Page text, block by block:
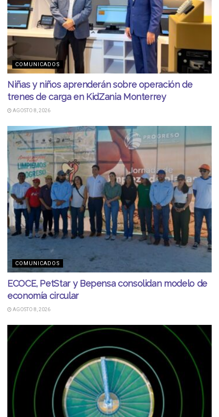
COMUNICADOS
Niñas y niños aprenderán sobre operación de
trenes de carga en KidZania Monterrey
AGOSTO 8, 2026
COMUNICADOS
ECOCE, PetStar y Bepensa consolidan modelo de
economía circular
AGOSTO 8, 2026